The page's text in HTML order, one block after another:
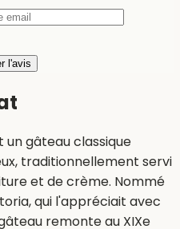
l'avis
un gâteau classique
traditionnellement servi
et de crème. Nommé
qui l'appréciait avec
remonte au XIXe